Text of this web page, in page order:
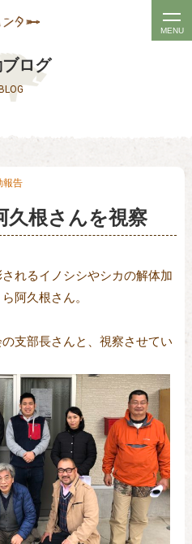
t
MENU
ログ
報告
久根さんを視察
れるイノシシやシカの解体加
阿久根さん。
支部長さんと、視察させてい